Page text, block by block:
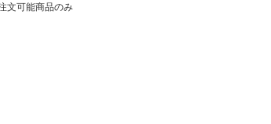
文可能商品のみ